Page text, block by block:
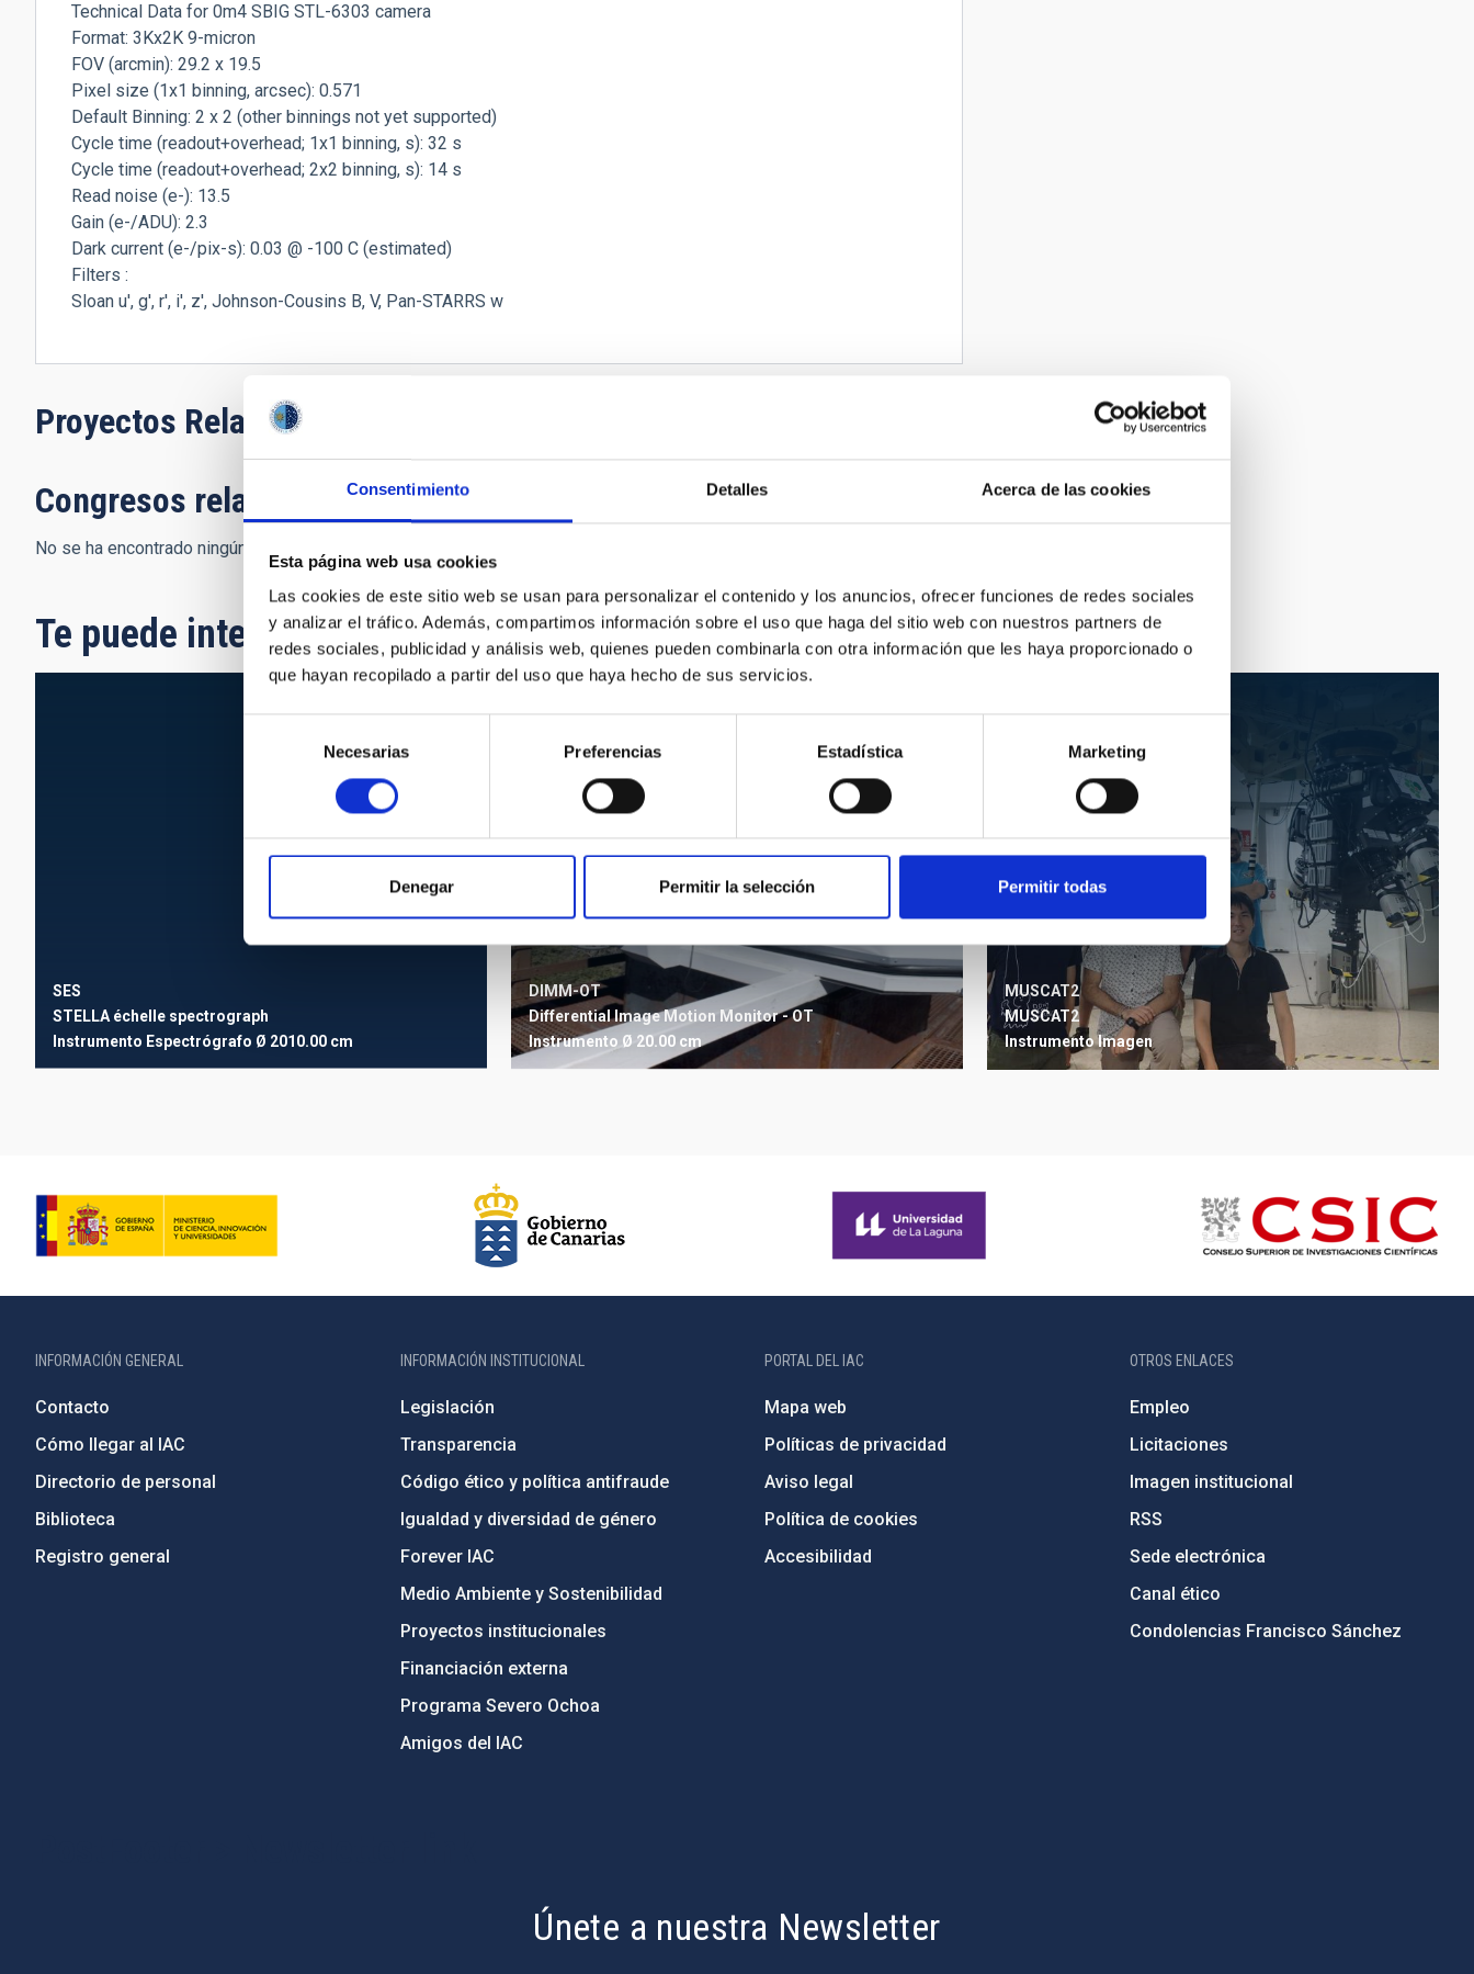
Consentimiento Detalles Acerca de las cookies
Esta página web usa cookies
Las cookies de este sitio web se usan para personalizar el contenido y los anuncios, ofrecer funciones de redes sociales
y analizar el tráfico. Además, compartimos información sobre el uso que haga del sitio web con nuestros partners de
redes sociales, publicidad y análisis web, quienes pueden combinarla con otra información que les haya proporcionado o
que hayan recopilado a partir del uso que haya hecho de sus servicios.
consentimiento
Necesarias Preferencias Estadística Marketing
Denegar Permitir la selección Permitir todas
Technical Data for 0m4 SBIG STL-6303 camera
Format: 3Kx2K 9-micron
FOV (arcmin): 29.2 x 19.5
Pixel size (1x1 binning, arcsec): 0.571
Default Binning: 2 x 2 (other binnings not yet supported)
Cycle time (readout+overhead; 1x1 binning, s): 32 s
Cycle time (readout+overhead; 2x2 binning, s): 14 s
Read noise (e-): 13.5
Gain (e-/ADU): 2.3
Dark current (e-/pix-s): 0.03 @ -100 C (estimated)
Filters :
Sloan u', g', r', i', z', Johnson-Cousins B, V, Pan-STARRS w
Proyectos Relacionados
Congresos relacionados
No se ha encontrado ningún resultado.
Te puede interesar
SES
STELLA échelle spectrograph
Instrumento Espectrógrafo Ø 2010.00 cm
DIMM-OT
Differential Image Motion Monitor - OT
Instrumento Ø 20.00 cm
MUSCAT2
MUSCAT2
InstrumentoImagen
INFORMACIÓN GENERAL
Contacto
Cómo llegar al IAC
Directorio de personal
Biblioteca
Registro general
INFORMACIÓN INSTITUCIONAL
Legislación
Transparencia
Código ético y política antifraude
Igualdad y diversidad de género
Forever IAC
Medio Ambiente y Sostenibilidad
Proyectos institucionales
Financiación externa
Programa Severo Ochoa
Amigos del IAC
PORTAL DEL IAC
Mapa web
Políticas de privacidad
Aviso legal
Política de cookies
Accesibilidad
OTROS ENLACES
Empleo
Licitaciones
Imagen institucional
RSS
Sede electrónica
Canal ético
Condolencias Francisco Sánchez
Únete a nuestra Newsletter